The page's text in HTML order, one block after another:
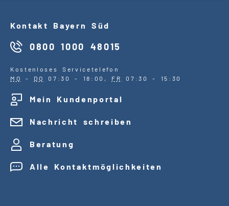
Kontakt Bayern Süd
0800 1000 48015
Kostenloses Servicetelefon
MO
- DO 07:30 - 18:00, FR 07:30 - 15:30
Mein Kundenportal
Nachricht schreiben
Beratung
Alle Kontaktmöglichkeiten